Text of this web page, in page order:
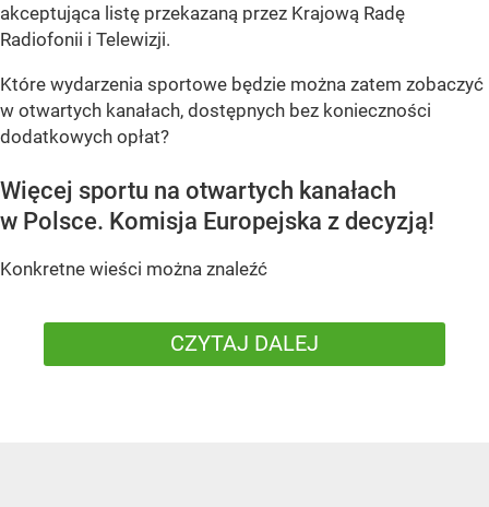
akceptująca listę przekazaną przez Krajową Radę
Radiofonii i Telewizji.
Które wydarzenia sportowe będzie można zatem zobaczyć
w otwartych kanałach, dostępnych bez konieczności
dodatkowych opłat?
Więcej sportu na otwartych kanałach
w Polsce. Komisja Europejska z decyzją!
Konkretne wieści można znaleźć
CZYTAJ DALEJ